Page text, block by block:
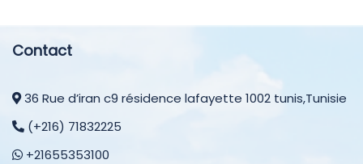
Contact
36 Rue d’iran c9 résidence lafayette 1002 tunis,Tunisie
(+216) 71832225
+21655353100